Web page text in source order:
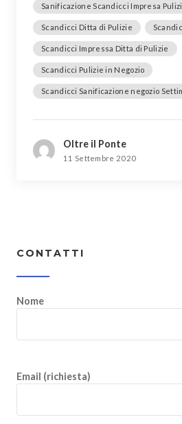
Sanificazione Scandicci Impresa
Scandicci Ditta di Pulizie
Scandicci Impressa Ditta di Pulizie
Scandicci Pulizie in Negozio
Scandicci Sanificazione negozio
Oltre il Ponte
11 Settembre 2020
CONTATTI
Nome
Email (richiesta)